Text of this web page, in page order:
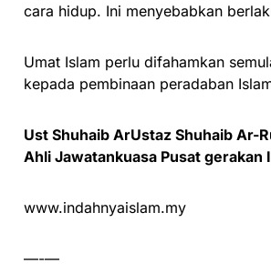
cara hidup. Ini menyebabkan
Umat Islam perlu difahamkan
kepada pembinaan peradaban
Ust Shuhaib ArUstaz Shuhaib Ar-
Ahli Jawatankuasa Pusat gerakan
www.indahnyaislam.my
—-—